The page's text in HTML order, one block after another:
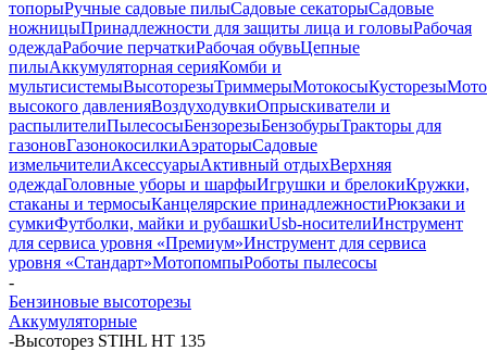
топорыРучные садовые пилыСадовые секаторыСадовые
ножницыПринадлежности для защиты лица и головыРабочая
одеждаРабочие перчаткиРабочая обувьЦепные
пилыАккумуляторная серияКомби и
мультисистемыВысоторезыТриммерыМотокосыКусторезы
высокого давленияВоздуходувкиОпрыскиватели и
распылителиПылесосыБензорезыБензобурыТракторы для
газоновГазонокосилкиАэраторыСадовые
измельчителиАксессуарыАктивный отдыхВерхняя
одеждаГоловные уборы и шарфыИгрушки и брелокиКружки,
стаканы и термосыКанцелярские принадлежностиРюкзаки и
сумкиФутболки, майки и рубашкиUsb-носителиИнструмент
для сервиса уровня «Премиум»Инструмент для сервиса
уровня «Стандарт»МотопомпыРоботы пылесосы
-
Бензиновые высоторезы
Аккумуляторные
-Высоторез STIHL HT 135